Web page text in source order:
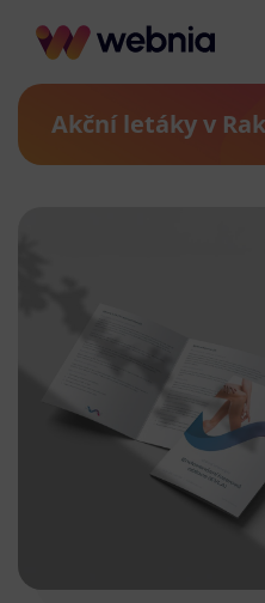
Akční letáky v